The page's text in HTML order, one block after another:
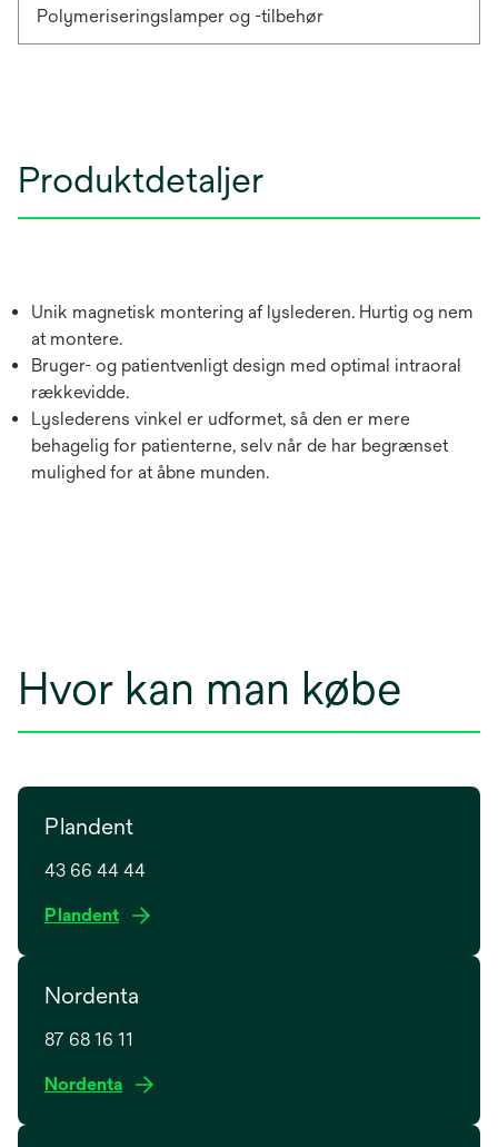
Polymeriseringslamper og -tilbehør
Produktdetaljer
Unik magnetisk montering af lyslederen. Hurtig og nem
at montere.
Bruger- og patientvenligt design med optimal intraoral
rækkevidde.
Lyslederens vinkel er udformet, så den er mere
behagelig for patienterne, selv når de har begrænset
mulighed for at åbne munden.
Hvor kan man købe
Plandent
43 66 44 44
Plandento
n
i
Nordenta
87 68 16 11
Nordentao